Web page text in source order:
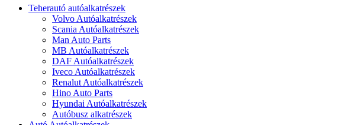
Teherautó autóalkatrészek
Volvo Autóalkatrészek
Scania Autóalkatrészek
Man Auto Parts
MB Autóalkatrészek
DAF Autóalkatrészek
Iveco Autóalkatrészek
Renalut Autóalkatrészek
Hino Auto Parts
Hyundai Autóalkatrészek
Autóbusz alkatrészek